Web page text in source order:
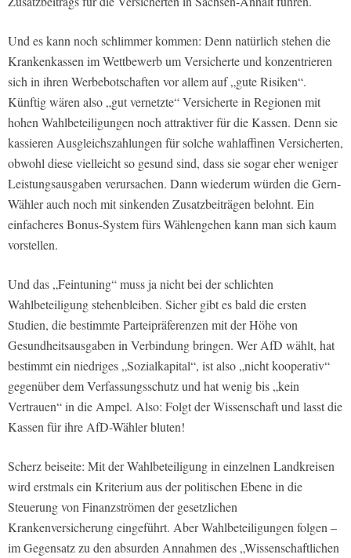
Und es kann noch schlimmer kommen: Denn natürlich stehen die
Krankenkassen im Wettbewerb um Versicherte und konzentrieren
sich in ihren Werbebotschaften vor allem auf „gute Risiken“.
Künftig wären also „gut vernetzte“ Versicherte in Regionen mit
hohen Wahlbeteiligungen noch attraktiver für die Kassen. Denn sie
kassieren Ausgleichszahlungen für solche wahlaffinen Versicherten,
obwohl diese vielleicht so gesund sind, dass sie sogar eher weniger
Leistungsausgaben verursachen. Dann wiederum würden die Gern-
Wähler auch noch mit sinkenden Zusatzbeiträgen belohnt. Ein
einfacheres Bonus-System fürs Wählengehen kann man sich kaum
vorstellen.
Und das „Feintuning“ muss ja nicht bei der schlichten
Wahlbeteiligung stehenbleiben. Sicher gibt es bald die ersten
Studien, die bestimmte Parteipräferenzen mit der Höhe von
Gesundheitsausgaben in Verbindung bringen. Wer AfD wählt, hat
bestimmt ein niedriges „Sozialkapital“, ist also „nicht kooperativ“
gegenüber dem Verfassungsschutz und hat wenig bis „kein
Vertrauen“ in die Ampel. Also: Folgt der Wissenschaft und lasst die
Kassen für ihre AfD-Wähler bluten!
Scherz beiseite: Mit der Wahlbeteiligung in einzelnen Landkreisen
wird erstmals ein Kriterium aus der politischen Ebene in die
Steuerung von Finanzströmen der gesetzlichen
Krankenversicherung eingeführt. Aber Wahlbeteiligungen folgen –
im Gegensatz zu den absurden Annahmen des „Wissenschaftlichen